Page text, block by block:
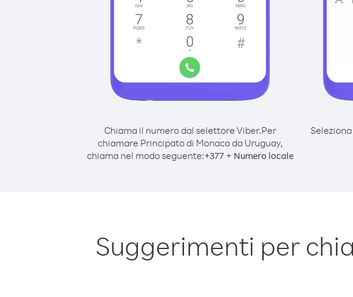
Chiama il numero dal selettore Viber.Per
chiamare Principato di Monaco da Uruguay,
chiama nel modo seguente:+377+ Numero locale
Suggerimenti per